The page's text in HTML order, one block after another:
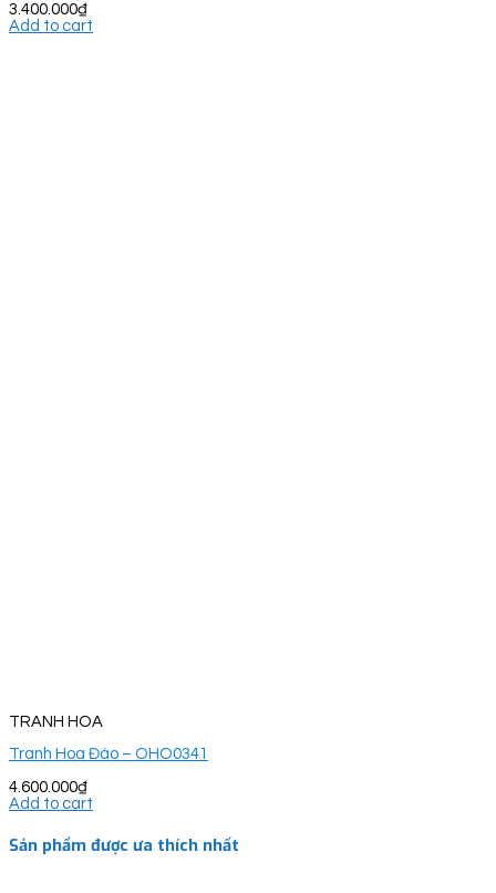
3.400.000₫
Add to cart
TRANH HOA
Tranh Hoa Đào – OHO0341
4.600.000₫
Add to cart
Sản phẩm được ưa thích nhất